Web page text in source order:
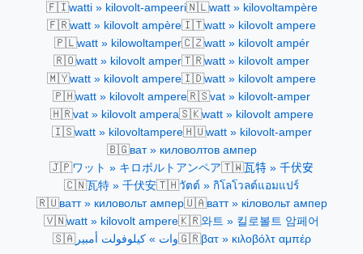
🇫🇮watti » kilovolt-ampeeri🇳🇱watt » kilovoltampère
🇫🇷watt » kilovolt ampère🇮🇹watt » kilovolt ampere
🇵🇱watt » kilowoltamper🇨🇿watt » kilovolt ampér
🇷🇴watt » kilovolt amper🇹🇷watt » kilovolt amper
🇲🇾watt » kilovolt ampere🇮🇩watt » kilovolt ampere
🇵🇭watt » kilovolt ampere🇷🇸vat » kilovolt-amper
🇭🇷vat » kilovolt ampera🇸🇰watt » kilovolt ampere
🇮🇸watt » kilovoltampere🇭🇺watt » kilovolt-amper
🇧🇬ват » киловолтов ампер
🇯🇵ワット » キロボルトアンペア🇹🇼瓦特 » 千伏安
🇨🇳瓦特 » 千伏安🇹🇭วัตต์ » กิโลโวลต์แอมแปร์
🇷🇺ватт » киловольт ампер🇺🇦ватт » кіловольт ампер
🇻🇳watt » kilovolt ampere🇰🇷와트 » 킬로볼트 암페어
🇸🇦وات » كيلوفولت أمبير🇬🇷βατ » κιλοβόλτ αμπέρ